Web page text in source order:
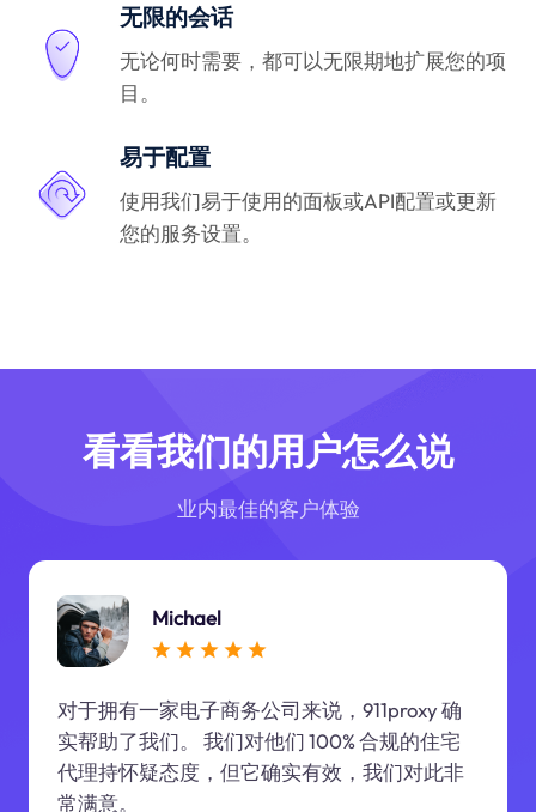
无限的会话
无论何时需要，都可以无限期地扩展您的项
目。
易于配置
使用我们易于使用的面板或API配置或更新
您的服务设置。
看看我们的用户怎么说
业内最佳的客户体验
Michael
对于拥有一家电子商务公司来说，911proxy 确
实帮助了我们。 我们对他们 100% 合规的住宅
代理持怀疑态度，但它确实有效，我们对此非
常满意。